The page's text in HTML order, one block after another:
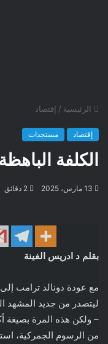
الرئيسية / إقتصاد
إقتصاد مستجدات
الكلفة
13 مارس، 2025
بقلم د ادريس الفينة
مع عودة دونالد ترامب إلى
ليتصدر من جديد المشهد
– ولكن هذه المرة بصيغة
من الرسوم الجمركية،